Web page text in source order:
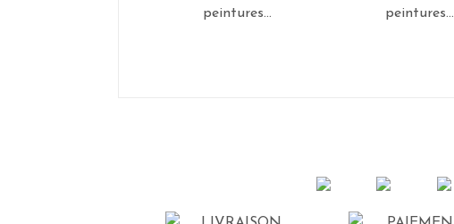
peintures...
peintures...